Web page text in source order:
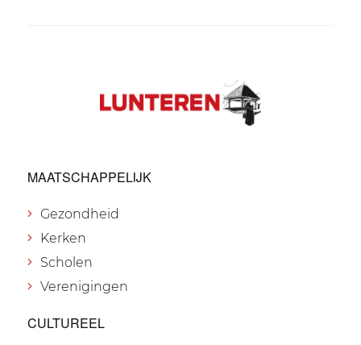
MAATSCHAPPELIJK
Gezondheid
Kerken
Scholen
Verenigingen
CULTUREEL